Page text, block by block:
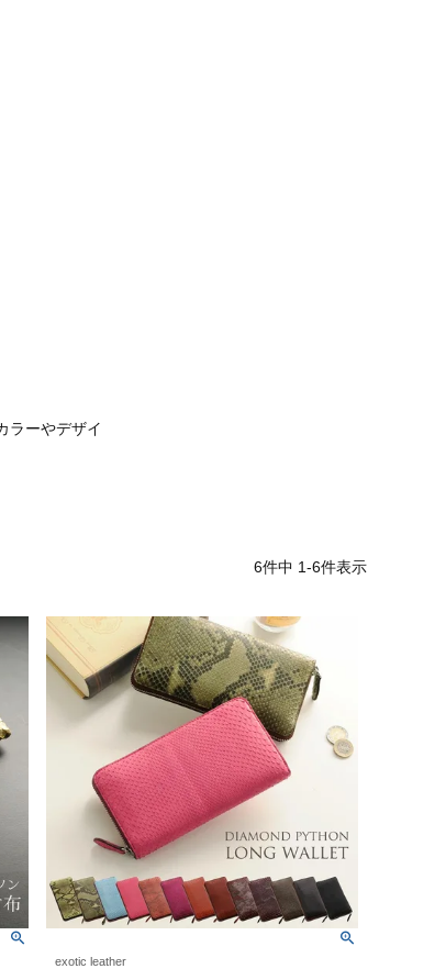
ラーやデザイ
6件中 1-6件表示
exotic leather